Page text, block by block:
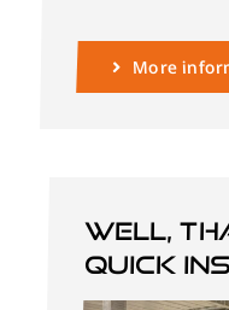
More
Well,
quick